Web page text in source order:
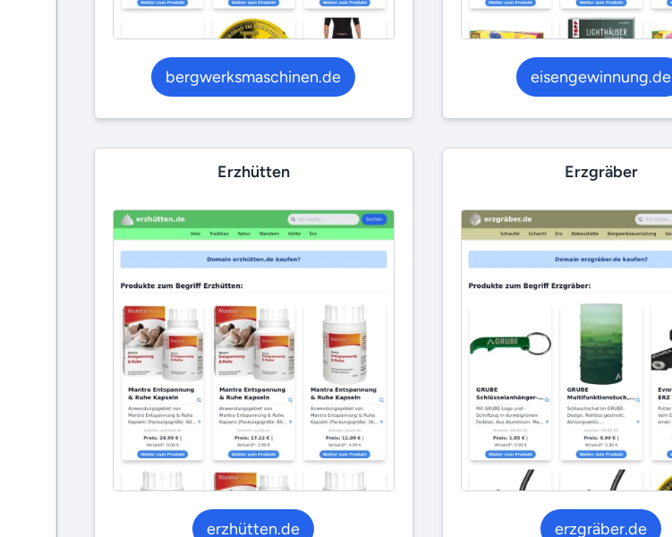
bergwerksmaschinen.de eisengewinnung.de
Erzhütten
erzhütten.de
Erzgräber
erzgräber.de